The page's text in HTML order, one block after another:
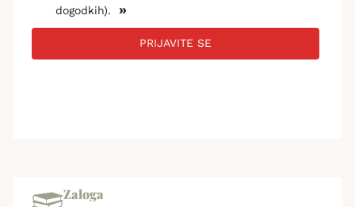
dogodkih).
»
PRIJAVITE SE
Zaloga